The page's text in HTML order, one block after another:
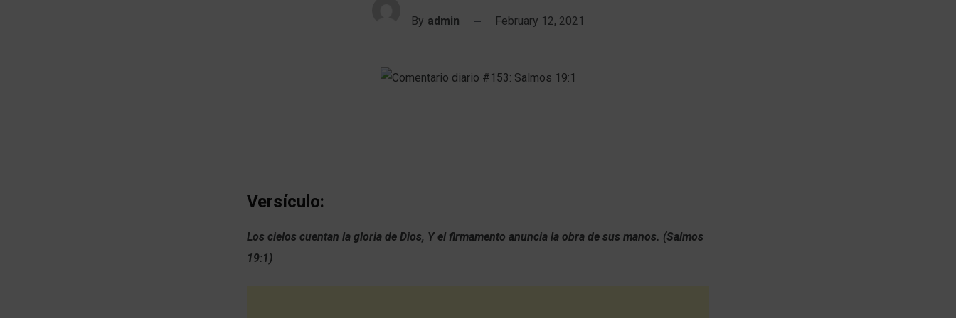
By admin February 12, 2021
Versículo:
Los cielos cuentan la gloria de Dios, Y el firmamento anuncia la obra de sus manos. (Salmos
19:1)